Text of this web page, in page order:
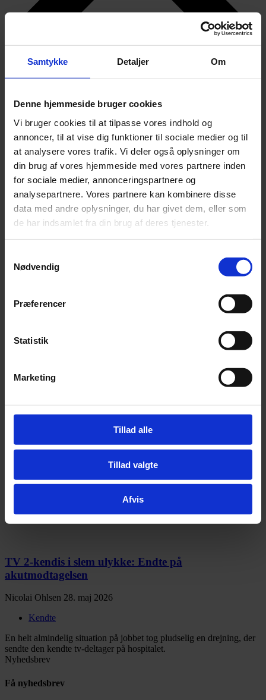
Samtykke Detaljer Om
Denne hjemmeside bruger cookies
Vi bruger cookies til at tilpasse vores indhold og
annoncer, til at vise dig funktioner til sociale medier og til
at analysere vores trafik. Vi deler også oplysninger om
din brug af vores hjemmeside med vores partnere inden
for sociale medier, annonceringspartnere og
analysepartnere. Vores partnere kan kombinere disse
data med andre oplysninger, du har givet dem, eller som
de har indsamlet fra din brug af deres tjenester.
Nødvendig
Præferencer
Statistik
Marketing
Tillad alle
Tillad valgte
Afvis
Abonnér
Nyheder
Bachelor
Arkiv
TV 2-kendis i slem ulykke: Endte på
akutmodtagelsen
Nicolai Ohlsen 28. maj 2026
Kendte
En helt almindelig situation på jobbet tog pludselig en drejning, der
sendte den kendte tv-deltager på hospitalet.
Nyhedsbrev
Få nyhedsbrev